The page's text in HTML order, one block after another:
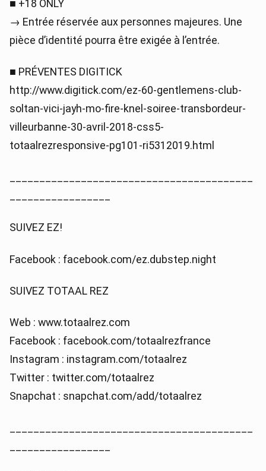
■ +18 ONLY
→ Entrée réservée aux personnes majeures. Une
pièce d’identité pourra être exigée à l’entrée.
■ PRÉVENTES DIGITICK
http://www.digitick.com/ez-60-gentlemens-club-
soltan-vici-jayh-mo-fire-knel-soiree-transbordeur-
villeurbanne-30-avril-2018-css5-
totaalrezresponsive-pg101-ri5312019.html
SUIVEZ EZ!
Facebook : facebook.com/ez.dubstep.night
SUIVEZ TOTAAL REZ
Web : www.totaalrez.com
Facebook : facebook.com/totaalrezfrance
Instagram : instagram.com/totaalrez
Twitter : twitter.com/totaalrez
Snapchat : snapchat.com/add/totaalrez